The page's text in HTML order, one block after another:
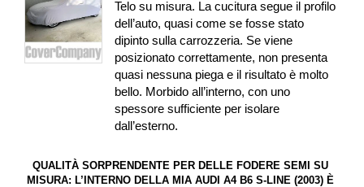
Telo su misura. La cucitura segue il profilo
dell’auto, quasi come se fosse stato
dipinto sulla carrozzeria. Se viene
posizionato correttamente, non presenta
quasi nessuna piega e il risultato è molto
bello. Morbido all’interno, con uno
spessore sufficiente per isolare
dall’esterno.
QUALITÀ SORPRENDENTE PER DELLE FODERE SEMI SU
MISURA: L’INTERNO DELLA MIA AUDI A4 B6 S-LINE (2003) È